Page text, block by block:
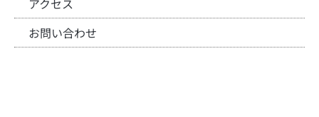
アクセス
お問い合わせ